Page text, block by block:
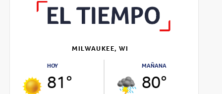
MILWAUKEE, WI
HOY
81°
MAÑANA
80°